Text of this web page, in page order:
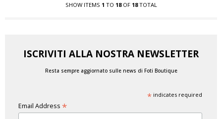
SHOW ITEMS 1 TO 18OF 18TOTAL
ISCRIVITI ALLA NOSTRA NEWSLETTER
Resta sempre aggiornato sulle news di Foti Boutique
*indicates required
Email Address *